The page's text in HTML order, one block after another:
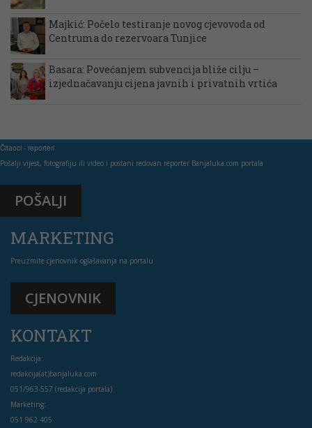
Majkić: Počelo testiranje novog cjevovoda od
Centruma do rezervoara Tunjice
Basara: Povećanjem subvencija bliže cilju –
izjednačavanju cijena javnih i privatnih vrtića
Čitaoci - reporteri
Pošalji vijest, fotografiju ili video i postani redovan reporter Banjaluka.com portala
POŠALJI
MARKETING
Preuzmite cjenovnik oglašavanja na portalu
CJENOVNIK
KONTAKT
Redakcija:
redakcija(at)banjaluka.com
051/963-557 (redakcija portala)
Marketing:
051 962 405